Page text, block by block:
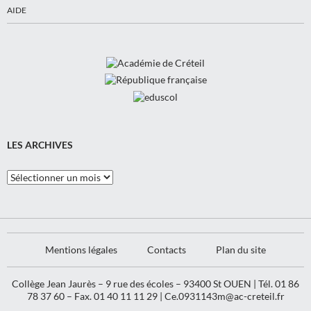
AIDE
LES ARCHIVES
Les
Archives
Mentions légales Contacts Plan du site
Collège Jean Jaurès – 9 rue des écoles – 93400 St OUEN | Tél. 01 86
78 37 60 – Fax. 01 40 11 11 29 | Ce.0931143m@ac-creteil.fr